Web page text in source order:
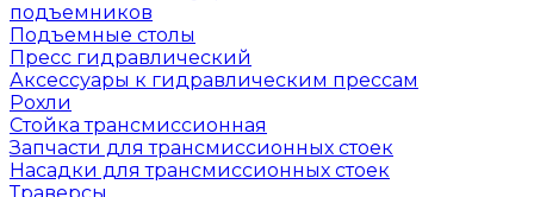
подъемников
Подъемные столы
Пресс гидравлический
Аксессуары к гидравлическим прессам
Рохли
Стойка трансмиссионная
Запчасти для трансмиссионных стоек
Насадки для трансмиссионных стоек